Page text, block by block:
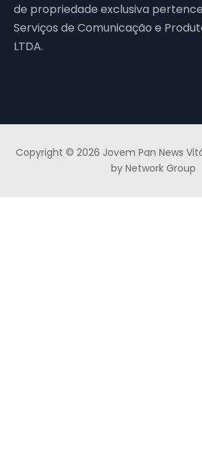
de propriedade exclusiva
Serviços de Comunicação e
LTDA.
Copyright © 2026 Jovem Pan News
by Network Group